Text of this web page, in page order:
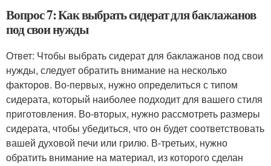
Вопрос 7: Как выбрать сидерат для баклажанов
под свои нужды
Ответ: Чтобы выбрать сидерат для баклажанов под свои
нужды, следует обратить внимание на несколько
факторов. Во-первых, нужно определиться с типом
сидерата, который наиболее подходит для вашего стиля
приготовления. Во-вторых, нужно рассмотреть размеры
сидерата, чтобы убедиться, что он будет соответствовать
вашей духовой печи или грилю. В-третьих, нужно
обратить внимание на материал, из которого сделан